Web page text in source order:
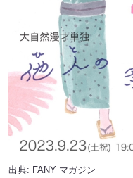
出典: FANY マガジン